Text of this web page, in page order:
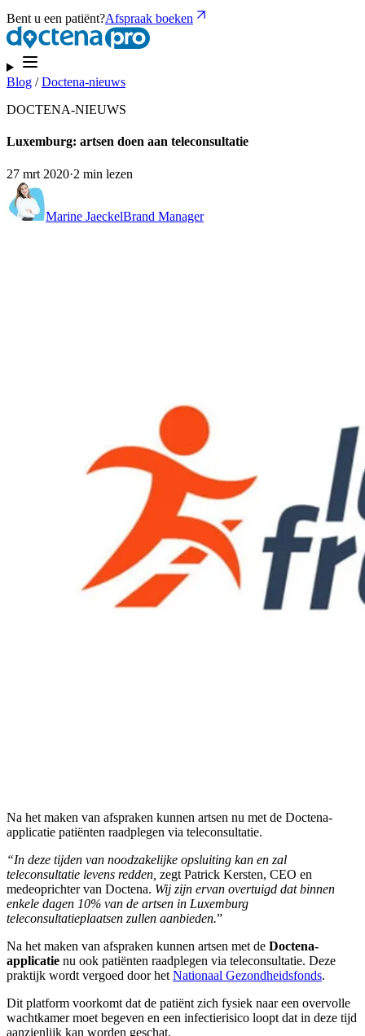
Bent u een patiënt?Afspraak boeken
Blog /Doctena-nieuws
DOCTENA-NIEUWS
Luxemburg: artsen doen aan teleconsultatie
27 mrt 2020·2 min lezen
Marine JaeckelBrand Manager
Na het maken van afspraken kunnen artsen nu met de Doctena-
applicatie patiënten raadplegen via teleconsultatie.
“In deze tijden van noodzakelijke opsluiting kan en zal
teleconsultatie levens redden, zegt Patrick Kersten, CEO en
medeoprichter van Doctena. Wij zijn ervan overtuigd dat binnen
enkele dagen 10% van de artsen in Luxemburg
teleconsultatieplaatsen zullen aanbieden.”
Na het maken van afspraken kunnen artsen met de Doctena-
applicatie nu ook patiënten raadplegen via teleconsultatie. Deze
praktijk wordt vergoed door het Nationaal Gezondheidsfonds.
Dit platform voorkomt dat de patiënt zich fysiek naar een overvolle
wachtkamer moet begeven en een infectierisico loopt dat in deze tijd
aanzienlijk kan worden geschat.